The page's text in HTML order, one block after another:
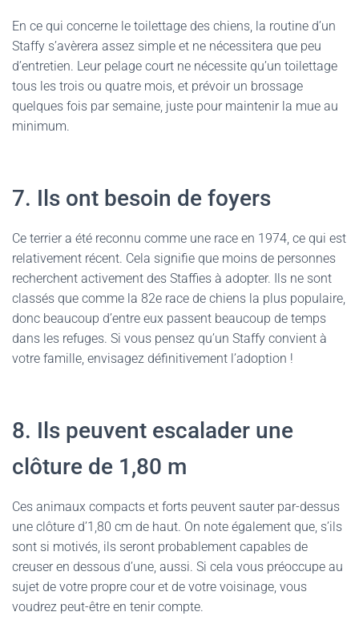
En ce qui concerne le toilettage des chiens, la routine d’un
Staffy s’avèrera assez simple et ne nécessitera que peu
d’entretien. Leur pelage court ne nécessite qu’un toilettage
tous les trois ou quatre mois, et prévoir un brossage
quelques fois par semaine, juste pour maintenir la mue au
minimum.
7. Ils ont besoin de foyers
Ce terrier a été reconnu comme une race en 1974, ce qui est
relativement récent. Cela signifie que moins de personnes
recherchent activement des Staffies à adopter. Ils ne sont
classés que comme la 82e race de chiens la plus populaire,
donc beaucoup d’entre eux passent beaucoup de temps
dans les refuges. Si vous pensez qu’un Staffy convient à
votre famille, envisagez définitivement l’adoption !
8. Ils peuvent escalader une
clôture de 1,80 m
Ces animaux compacts et forts peuvent sauter par-dessus
une clôture d’1,80 cm de haut. On note également que, s’ils
sont si motivés, ils seront probablement capables de
creuser en dessous d’une, aussi. Si cela vous préoccupe au
sujet de votre propre cour et de votre voisinage, vous
voudrez peut-être en tenir compte.